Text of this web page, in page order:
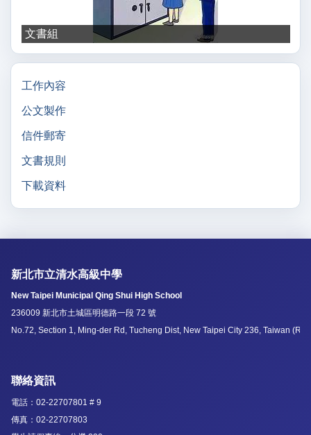
文書組
工作內容
公文製作
信件郵寄
文書規則
下載資料
新北市立清水高級中學
New Taipei Municipal Qing Shui High School
236009 新北市土城區明德路一段 72 號
No.72, Section 1, Ming-der Rd, Tucheng Dist, New Taipei City 236, Taiwan
聯絡資訊
電話：02-22707801 # 9
傳真：02-22707803